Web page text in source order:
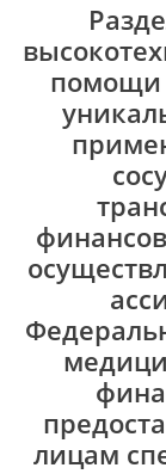
помощи
лицам